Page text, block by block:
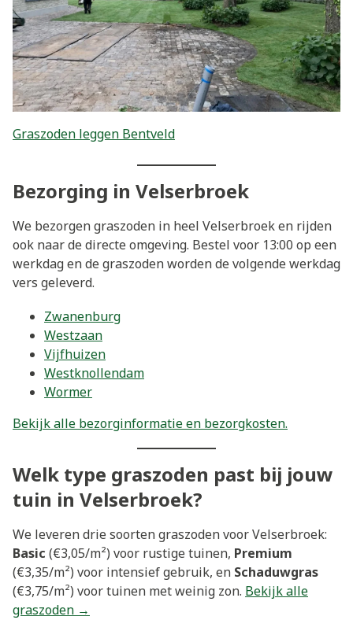
Graszoden leggen Bentveld
Bezorging in Velserbroek
We bezorgen graszoden in heel Velserbroek en rijden
ook naar de directe omgeving. Bestel voor 13:00 op een
werkdag en de graszoden worden de volgende werkdag
vers geleverd.
Zwanenburg
Westzaan
Vijfhuizen
Westknollendam
Wormer
Bekijk alle bezorginformatie en bezorgkosten.
Welk type graszoden past bij jouw
tuin in Velserbroek?
We leveren drie soorten graszoden voor Velserbroek:
Basic (€3,05/m²) voor rustige tuinen, Premium
(€3,35/m²) voor intensief gebruik, en Schaduwgras
(€3,75/m²) voor tuinen met weinig zon. Bekijk alle
graszoden →